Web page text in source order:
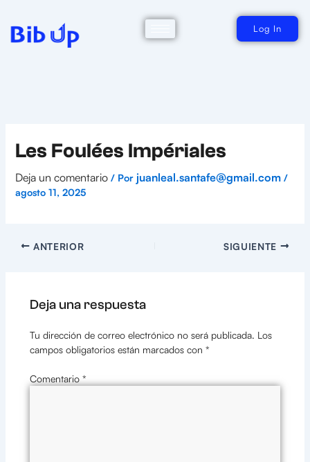
contenido
Log In
Les Foulées Impériales
Deja un comentario / Por juanleal.santafe@gmail.com /
agosto 11, 2025
ANTERIOR SIGUIENTE
Deja una respuesta
Tu dirección de correo electrónico no será publicada. Los
campos obligatorios están marcados con *
Comentario *